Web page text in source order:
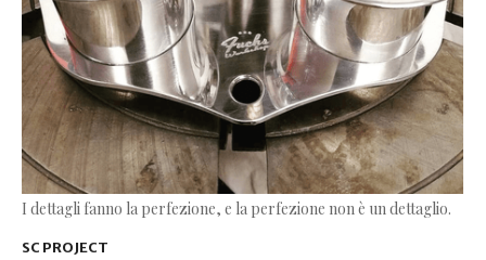
I dettagli fanno la perfezione, e la perfezione non è un dettaglio.
SC PROJECT